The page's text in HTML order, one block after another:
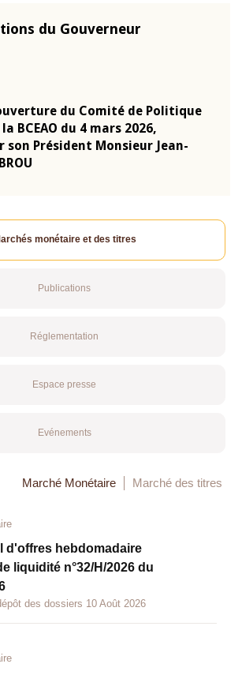
du Gouverneur
du Comité de Politique
BCEAO du 4 mars 2026,
son Président Monsieur Jean-
monétaire et des titres
Publications
Réglementation
Espace presse
Evénements
Marché Monétaire Marché des titres
d'offres hebdomadaire
liquidité n°32/H/2026 du
des dossiers 10 Août 2026